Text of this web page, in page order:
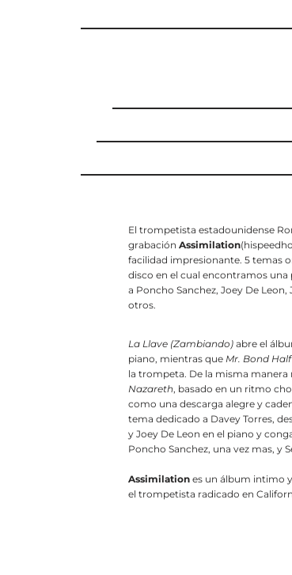
El trompetista estadounidense
grabación Assimilation
facilidad impresionante. 5 temas
disco en el cual encontramos
a Poncho Sanchez, Joey De
otros.
La Llave (Zambiando) abre el
piano, mientras que Mr. Bond
la trompeta. De la misma
Nazareth, basado en un ritmo
como una descarga alegre y
tema dedicado a Davey Torres,
y Joey De Leon en el piano y
Poncho Sanchez, una vez mas, y
Assimilation es un álbum intimo
el trompetista radicado en